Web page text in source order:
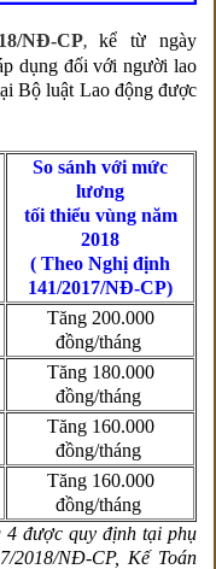
NĐ-CP,kể từ ngày
dụng đối với người lao
Bộ luật Lao động được
So sánh với mức
lương
tối thiểu vùng năm
2018
( Theo Nghị định
141/2017/NĐ-CP)
Tăng 200.000
đồng/tháng
Tăng 180.000
đồng/tháng
Tăng 160.000
đồng/tháng
Tăng 160.000
đồng/tháng
được quy định tại phụ
2018/NĐ-CP, Kế Toán